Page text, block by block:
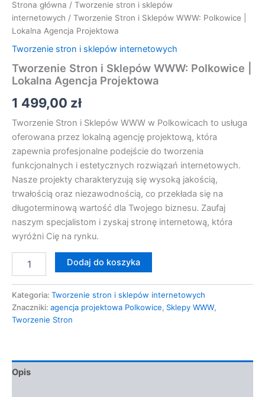
Strona główna / Tworzenie stron i sklepów
internetowych / Tworzenie Stron i Sklepów WWW: Polkowice |
Lokalna Agencja Projektowa
Tworzenie stron i sklepów internetowych
Tworzenie Stron i Sklepów WWW: Polkowice |
Lokalna Agencja Projektowa
1 499,00 zł
Tworzenie Stron i Sklepów WWW w Polkowicach to usługa
oferowana przez lokalną agencję projektową, która
zapewnia profesjonalne podejście do tworzenia
funkcjonalnych i estetycznych rozwiązań internetowych.
Nasze projekty charakteryzują się wysoką jakością,
trwałością oraz niezawodnością, co przekłada się na
długoterminową wartość dla Twojego biznesu. Zaufaj
naszym specjalistom i zyskaj stronę internetową, która
wyróżni Cię na rynku.
Dodaj do koszyka
Kategoria: Tworzenie stron i sklepów internetowych
Znaczniki: agencja projektowa Polkowice, Sklepy WWW,
Tworzenie Stron
Opis